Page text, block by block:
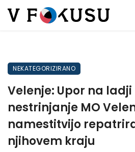
NEKATEGORIZIRANO
Velenje: Upor na
nestrinjanje MO
namestitvijo
njihovem kraju